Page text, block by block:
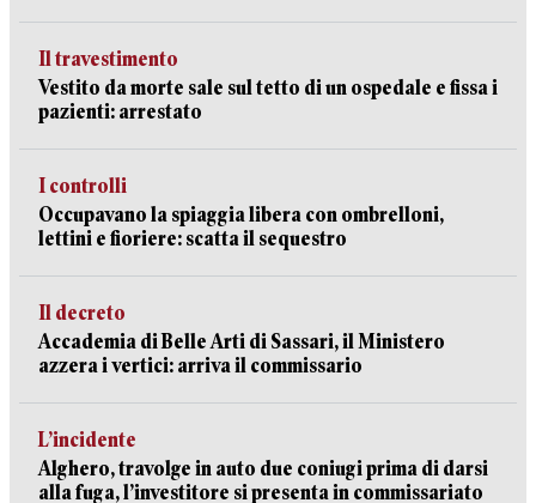
Il travestimento
Vestito da morte sale sul tetto di un ospedale e fissa i
pazienti: arrestato
I controlli
Occupavano la spiaggia libera con ombrelloni,
lettini e fioriere: scatta il sequestro
Il decreto
Accademia di Belle Arti di Sassari, il Ministero
azzera i vertici: arriva il commissario
L’incidente
Alghero, travolge in auto due coniugi prima di darsi
alla fuga, l’investitore si presenta in commissariato